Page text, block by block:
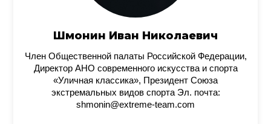
Шмонин Иван Николаевич
Член Общественной палаты Российской Федерации,
Директор АНО современного искусства и спорта
«Уличная классика», Президент Союза
экстремальных видов спорта Эл. почта:
shmonin@extreme-team.com